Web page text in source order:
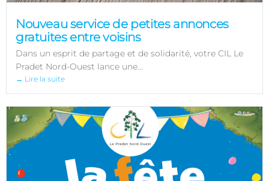
Nouveau service de petites annonces
gratuites entre voisins
Dans un esprit de partage et de solidarité, votre CIL Le
Pradet Nord-Ouest lance une...
→ Lire la suite